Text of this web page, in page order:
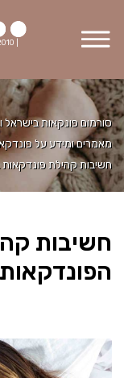
|
סורמום פונקאות בישראל
מאמרים ומידע על
חשיבות קהילת
חשיבות